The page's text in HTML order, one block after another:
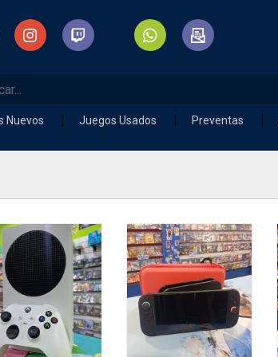
Nuevos Juegos Usados Preventas